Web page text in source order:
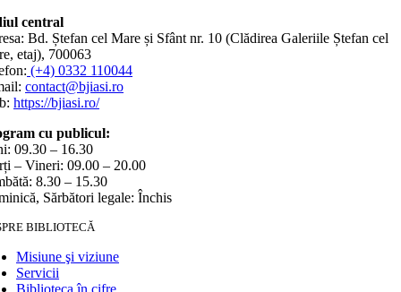
central
Bd. Ștefan cel Mare și Sfânt nr. 10 (Clădirea Galeriile Ștefan cel
etaj), 700063
(+4) 0332 110044
contact@bjiasi.ro
https://bjiasi.ro/
cu publicul:
09.30 – 16.30
– Vineri: 09.00 – 20.00
8.30 – 15.30
Sărbători legale: Închis
BIBLIOTECĂ
Misiune şi viziune
Servicii
Biblioteca în cifre